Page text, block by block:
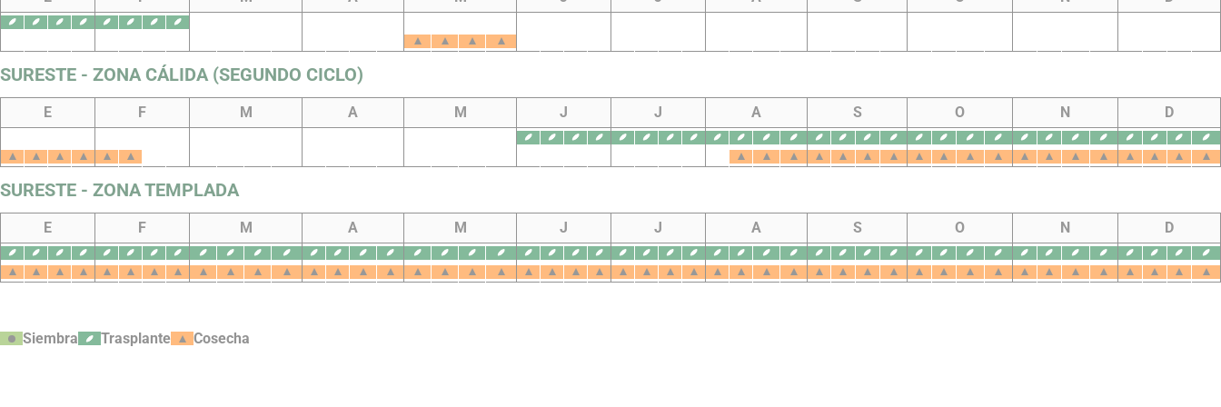
SURESTE - ZONA CÁLIDA (SEGUNDO CICLO)
E F M A M J J A S O N D
SURESTE - ZONA TEMPLADA
E F M A M J J A S O N D
Siembra Trasplante Cosecha